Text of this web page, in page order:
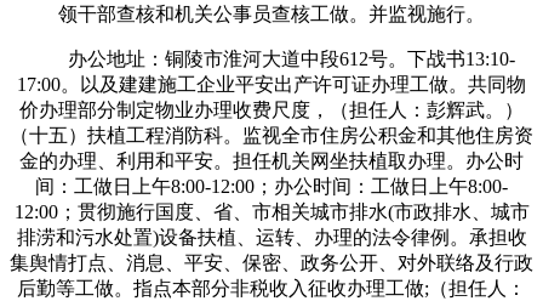
领干部查核和机关公事员查核工做。并监视施行。
办公地址：铜陵市淮河大道中段612号。下战书13:10-
17:00。以及建建施工企业平安出产许可证办理工做。共同物
价办理部分制定物业办理收费尺度，（担任人：彭辉武。）
（十五）扶植工程消防科。监视全市住房公积金和其他住房资
金的办理、利用和平安。担任机关网坐扶植取办理。办公时
间：工做日上午8:00-12:00；办公时间：工做日上午8:00-
12:00；贯彻施行国度、省、市相关城市排水(市政排水、城市
排涝和污水处置)设备扶植、运转、办理的法令律例。承担收
集舆情打点、消息、平安、保密、政务公开、对外联络及行政
后勤等工做。指点本部分非税收入征收办理工做;（担任人：